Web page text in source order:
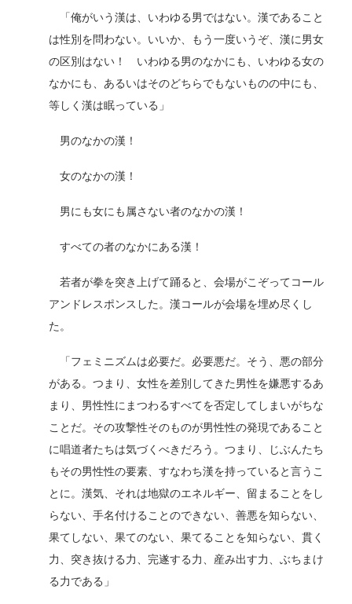
「俺がいう漢は、いわゆる男ではない。漢であること
は性別を問わない。いいか、もう一度いうぞ、漢に男女
の区別はない！ いわゆる男のなかにも、いわゆる女の
なかにも、あるいはそのどちらでもないものの中にも、
等しく漢は眠っている」
男のなかの漢！
女のなかの漢！
男にも女にも属さない者のなかの漢！
すべての者のなかにある漢！
若者が拳を突き上げて踊ると、会場がこぞってコール
アンドレスポンスした。漢コールが会場を埋め尽くし
た。
「フェミニズムは必要だ。必要悪だ。そう、悪の部分
がある。つまり、女性を差別してきた男性を嫌悪するあ
まり、男性性にまつわるすべてを否定してしまいがちな
ことだ。その攻撃性そのものが男性性の発現であること
に唱道者たちは気づくべきだろう。つまり、じぶんたち
もその男性性の要素、すなわち漢を持っていると言うこ
とに。漢気、それは地獄のエネルギー、留まることをし
らない、手名付けることのできない、善悪を知らない、
果てしない、果てのない、果てることを知らない、貫く
力、突き抜ける力、完遂する力、産み出す力、ぶちまけ
る力である」